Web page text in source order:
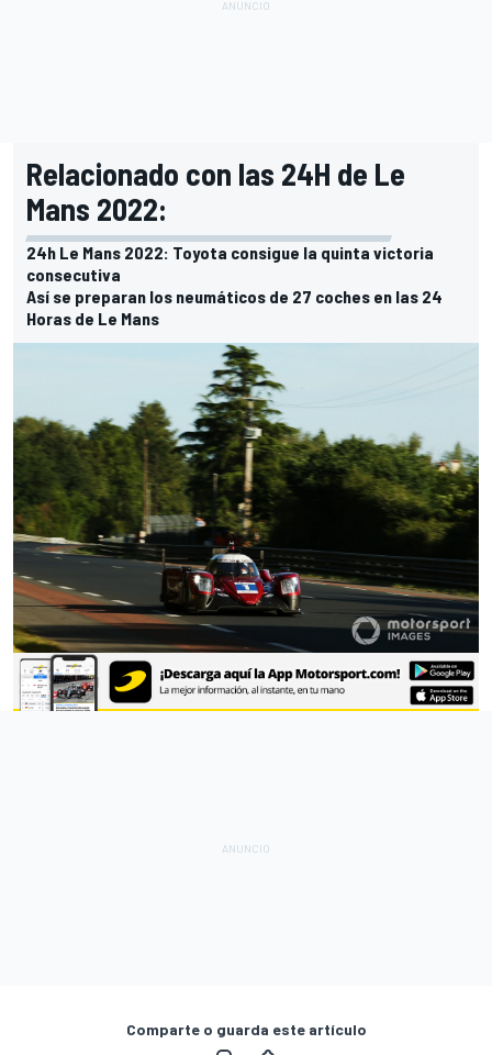
Relacionado con las 24H de Le
Mans 2022:
24h Le Mans 2022: Toyota consigue la quinta victoria
consecutiva
Así se preparan los neumáticos de 27 coches en las 24
Horas de Le Mans
Comparte o guarda este artículo